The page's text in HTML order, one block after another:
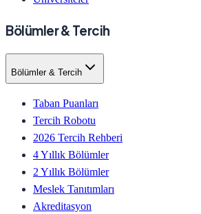
Bölümler & Tercih
Bölümler & Tercih
Taban Puanları
Tercih Robotu
2026 Tercih Rehberi
4 Yıllık Bölümler
2 Yıllık Bölümler
Meslek Tanıtımları
Akreditasyon